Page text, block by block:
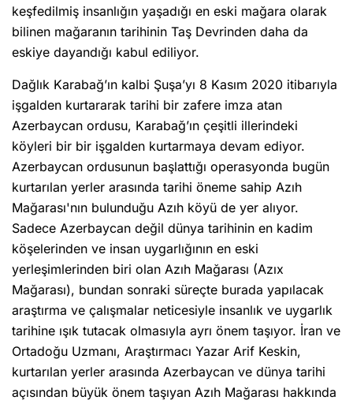
keşfedilmiş insanlığın yaşadığı en eski mağara olarak
bilinen mağaranın tarihinin Taş Devrinden daha da
eskiye dayandığı kabul ediliyor.
Dağlık Karabağ’ın kalbi Şuşa’yı 8 Kasım 2020 itibarıyla
işgalden kurtararak tarihi bir zafere imza atan
Azerbaycan ordusu, Karabağ’ın çeşitli illerindeki
köyleri bir bir işgalden kurtarmaya devam ediyor.
Azerbaycan ordusunun başlattığı operasyonda bugün
kurtarılan yerler arasında tarihi öneme sahip Azıh
Mağarası'nın bulunduğu Azıh köyü de yer alıyor.
Sadece Azerbaycan değil dünya tarihinin en kadim
köşelerinden ve insan uygarlığının en eski
yerleşimlerinden biri olan Azıh Mağarası (Azıx
Mağarası), bundan sonraki süreçte burada yapılacak
araştırma ve çalışmalar neticesiyle insanlık ve uygarlık
tarihine ışık tutacak olmasıyla ayrı önem taşıyor. İran ve
Ortadoğu Uzmanı, Araştırmacı Yazar Arif Keskin,
kurtarılan yerler arasında Azerbaycan ve dünya tarihi
açısından büyük önem taşıyan Azıh Mağarası hakkında